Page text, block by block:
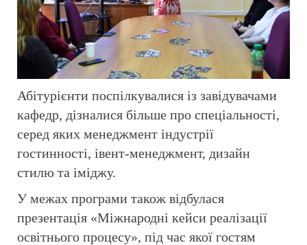
Абітурієнти поспілкувалися із завідувачами
кафедр, дізналися більше про спеціальності,
серед яких менеджмент індустрії
гостинності, івент-менеджмент, дизайн
стилю та іміджу.
У межах програми також відбулася
презентація «Міжнародні кейси реалізації
освітнього процесу», під час якої гостям